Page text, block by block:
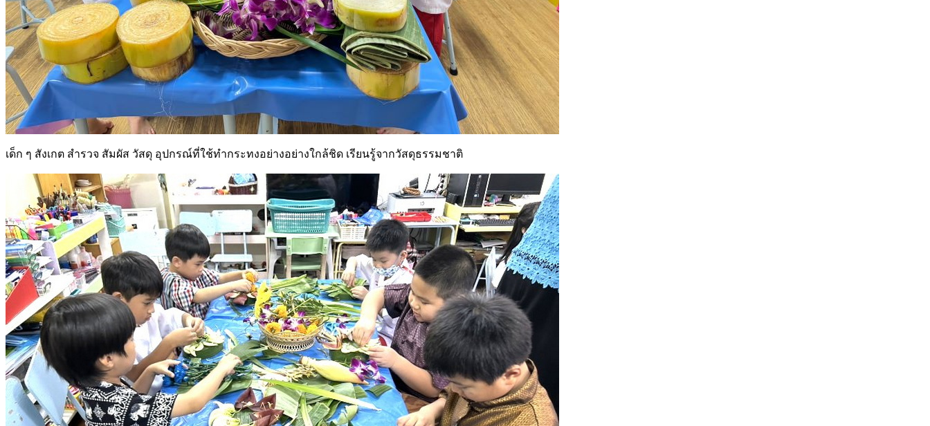
เด็ก ๆ สังเกต สำรวจ สัมผัส วัสดุ อุปกรณ์ที่ใช้ทำกระทงอย่างอย่างใกล้ชิด เรียนรู้จากวัสดุธรรมชาติ